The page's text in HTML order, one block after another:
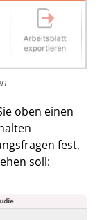
oben einen
fest,
soll: